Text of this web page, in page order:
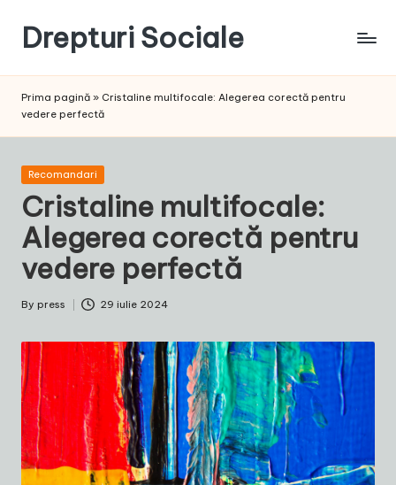
content
Drepturi Sociale
Sociale:
Schimbarea
Noastră!
Prima pagină » Cristaline multifocale: Alegerea corectă pentru
vedere perfectă
Posted
Recomandari
Cristaline multifocale:
Alegerea corectă pentru
vedere perfectă
Posted
By press 29 iulie 2024